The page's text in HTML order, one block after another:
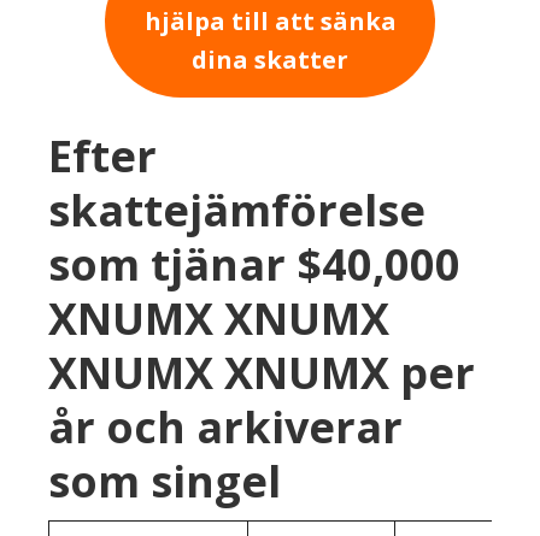
hjälpa till att sänka
dina skatter
Efter
skattejämförelse
som tjänar $40,000
XNUMX XNUMX
XNUMX XNUMX per
år och arkiverar
som singel